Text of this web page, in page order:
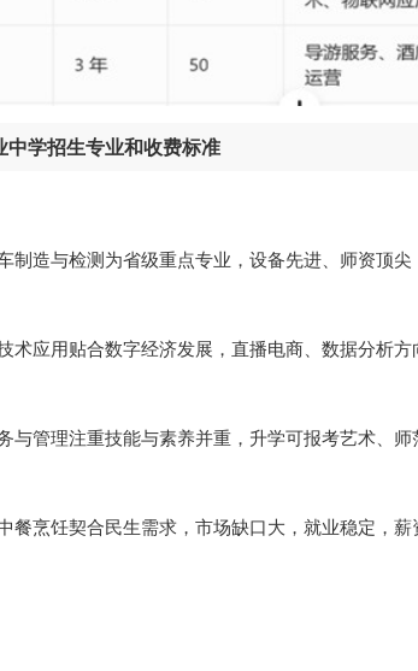
学招生专业和收费标准
制造与检测为省级重点专业，设备先进、师资顶
术应用贴合数字经济发展，直播电商、数据分析
与管理注重技能与素养并重，升学可报考艺术、
烹饪契合民生需求，市场缺口大，就业稳定，薪